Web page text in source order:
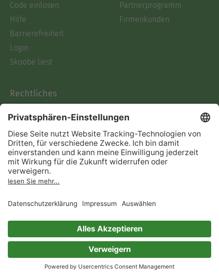
Code einlösen
Hilfe
Barrierefreiheit
Login
Skoobe liest
Partnerprogramm
Firmenkunden
Rechtliches
AGB
Informationen nach Data
Act
Verträge hier kündigen
Impressum
Immer ein gutes Buch